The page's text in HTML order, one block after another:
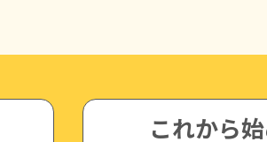
これから